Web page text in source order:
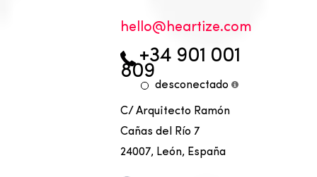
moc.ezitraeh@
olleh
+34 901 001
809
desconectado
C/ Arquitecto Ramón
Cañas del Río 7
24007, León, España